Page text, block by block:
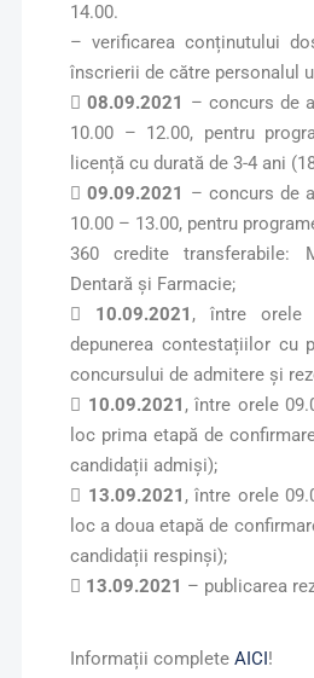
14.00.
– verificarea conținutului
înscrierii de către personalul
08.09.2021 – concurs de
10.00 – 12.00, pentru
licență cu durată de 3-4 ani
 09.09.2021 – concurs de
10.00 – 13.00, pentru
360 credite transferabile:
Dentară și Farmacie;
 10.09.2021 , între orele
depunerea contestațiilor cu
concursului de admitere și
 10.09.2021 , între orele
loc prima etapă de
candidații admiși);
 13.09.2021 , între orele
loc a doua etapă de
candidații respinși);
 13.09.2021 – publicarea
Informații complete AICI!